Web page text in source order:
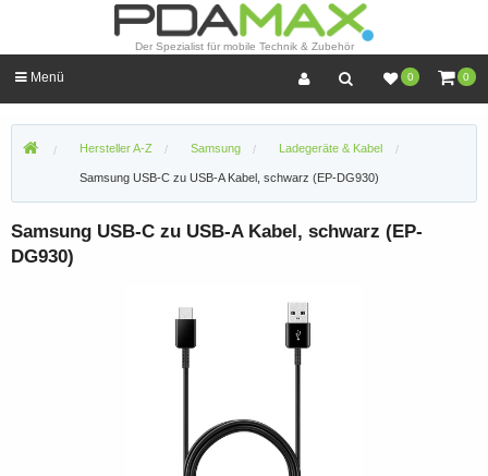
Der Spezialist für mobile Technik & Zubehör
0 0
Menü
Hersteller A-Z Samsung Ladegeräte & Kabel
Samsung USB-C zu USB-A Kabel, schwarz (EP-DG930)
Samsung USB-C zu USB-A Kabel, schwarz (EP-
DG930)